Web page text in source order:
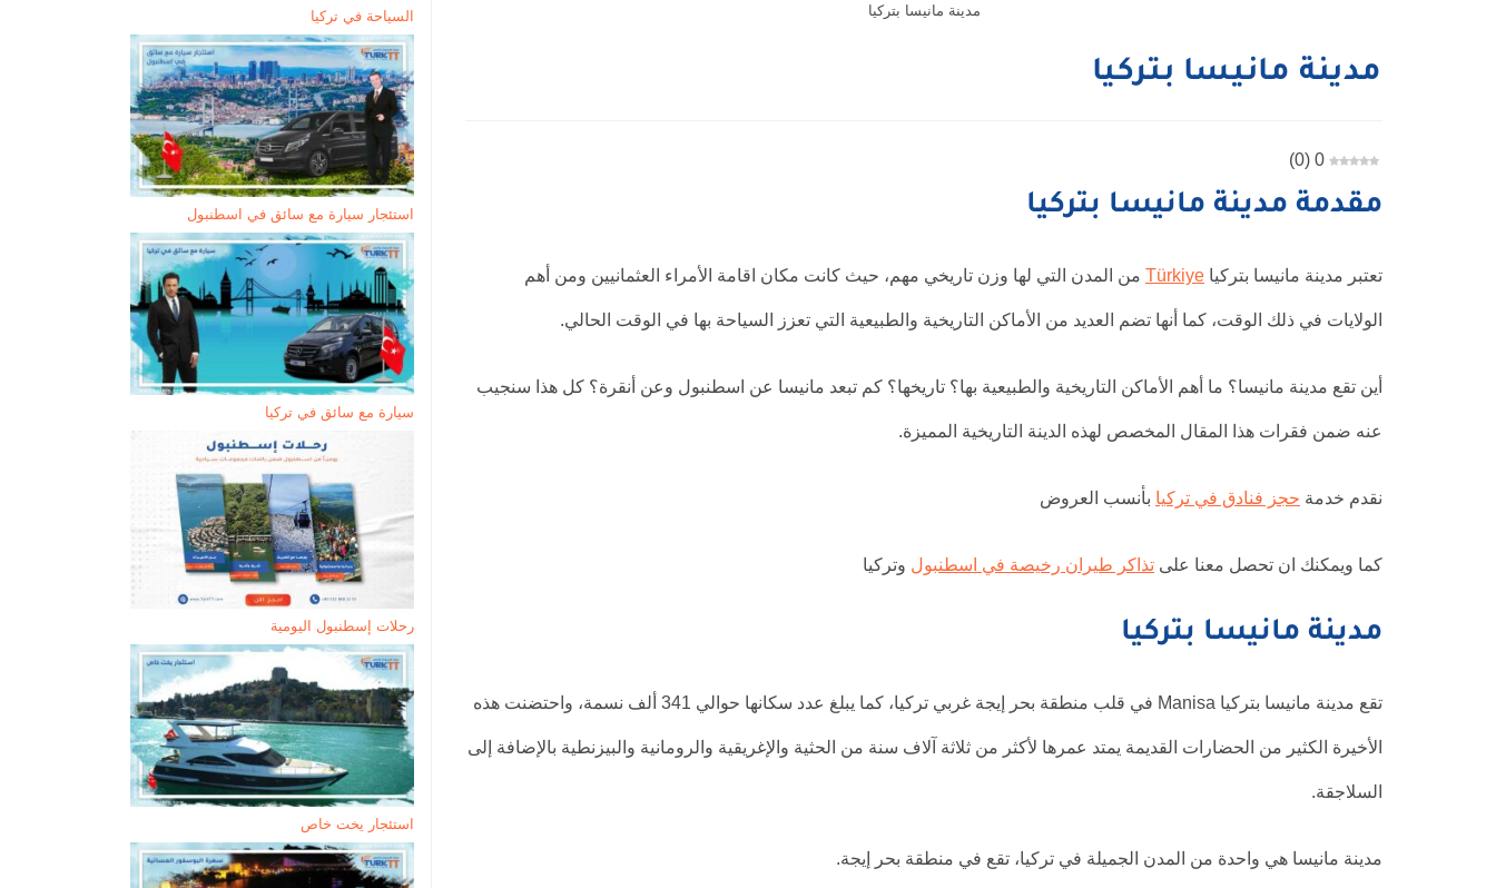
مدينة مانيسا بتركيا
مدينة مانيسا بتركيا
0
(
0
)
مقدمة مدينة مانيسا بتركيا
تعتبر مدينة مانيسا بتركيا Türkiye من المدن التي لها وزن تاريخي مهم، حيث كانت مكان اقامة الأمراء العثمانيين ومن أهم
الولايات في ذلك الوقت، كما أنها تضم العديد من الأماكن التاريخية والطبيعية التي تعزز السياحة بها في الوقت الحالي.
أين تقع مدينة مانيسا؟ ما أهم الأماكن التاريخية والطبيعية بها؟ تاريخها؟ كم تبعد مانيسا عن اسطنبول وعن أنقرة؟ كل هذا سنجيب
عنه ضمن فقرات هذا المقال المخصص لهذه الدينة التاريخية المميزة.
نقدم خدمة حجز فنادق في تركيا بأنسب العروض
كما ويمكنك ان تحصل معنا على تذاكر طيران رخيصة في اسطنبول وتركيا
مدينة مانيسا بتركيا
تقع مدينة مانيسا بتركيا Manisa في قلب منطقة بحر إيجة غربي تركيا، كما يبلغ عدد سكانها حوالي 341 ألف نسمة، واحتضنت هذه
الأخيرة الكثير من الحضارات القديمة يمتد عمرها لأكثر من ثلاثة آلاف سنة من الحثية والإغريقية والرومانية والبيزنطية بالإضافة إلى
السلاجقة.
مدينة مانيسا هي واحدة من المدن الجميلة في تركيا، تقع في منطقة بحر إيجة.
السياحة في تركيا
استئجار سيارة مع سائق في اسطنبول
سيارة مع سائق في تركيا
رحلات إسطنبول اليومية
استئجار يخت خاص